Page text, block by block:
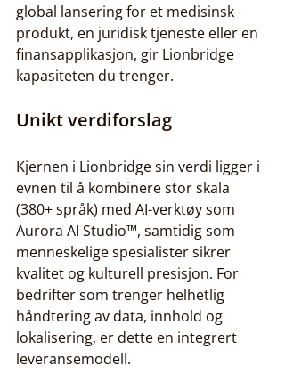
global lansering for et medisinsk
produkt, en juridisk tjeneste eller en
finansapplikasjon, gir Lionbridge
kapasiteten du trenger.
Unikt verdiforslag
Kjernen i Lionbridge sin verdi ligger i
evnen til å kombinere stor skala
(380+ språk) med AI-verktøy som
Aurora AI Studio™, samtidig som
menneskelige spesialister sikrer
kvalitet og kulturell presisjon. For
bedrifter som trenger helhetlig
håndtering av data, innhold og
lokalisering, er dette en integrert
leveransemodell.